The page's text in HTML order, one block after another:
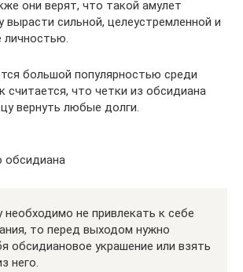
они верят, что такой амулет
сильной, целеустремленной и
личностью.
большой популярностью среди
считается, что четки из обсидиана
вернуть любые долги.
обсидиана
необходимо не привлекать к себе
то перед выходом нужно
обсидиановое украшение или взять
него.